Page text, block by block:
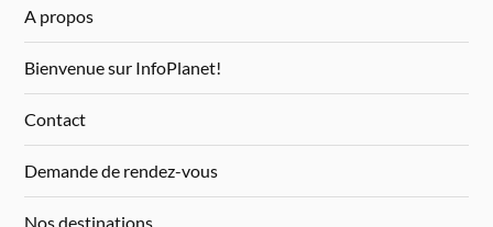
A propos
Bienvenue sur InfoPlanet!
Contact
Demande de rendez-vous
Nos destinations